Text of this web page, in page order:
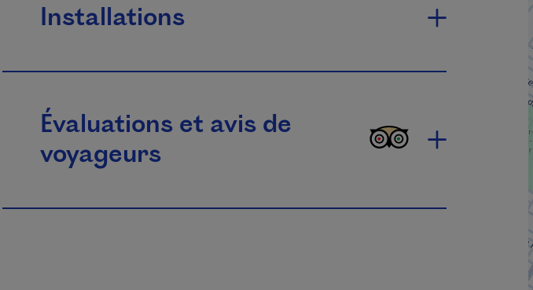
Installations
Évaluations et avis de
voyageurs